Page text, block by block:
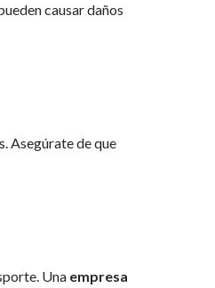
causar daños
Asegúrate de que
Una empresa